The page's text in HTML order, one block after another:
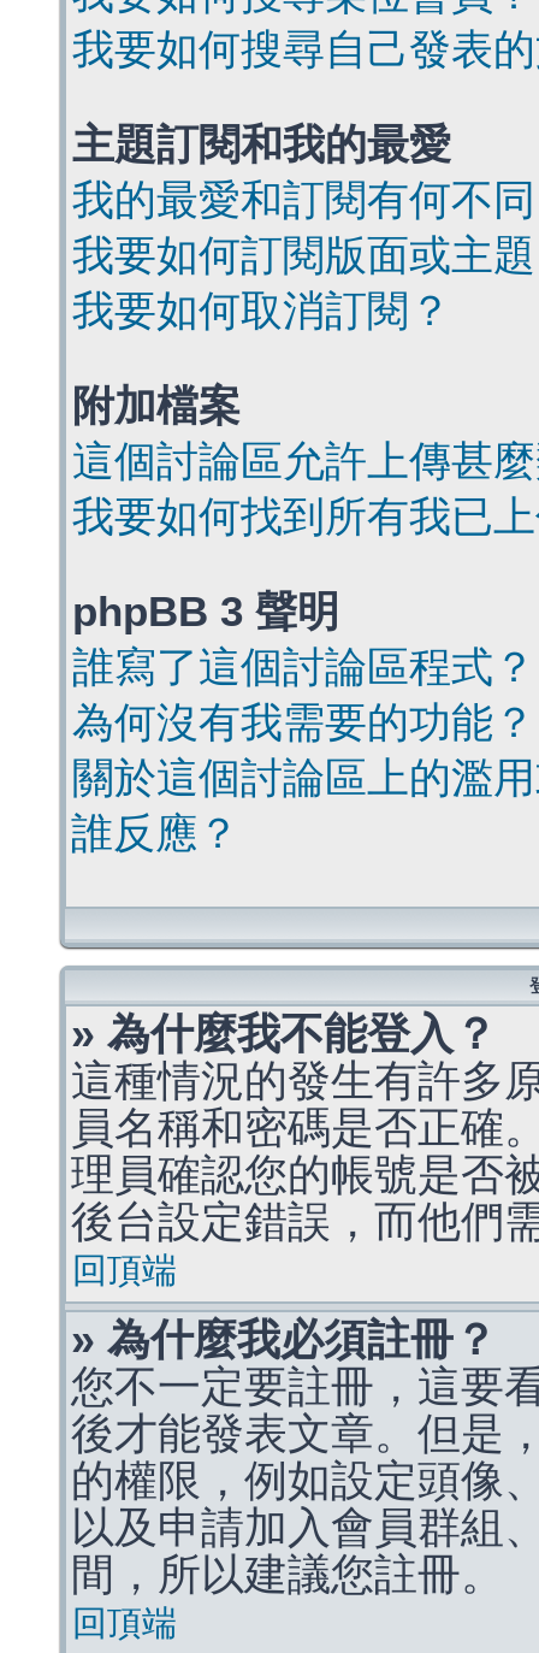
我要如何搜尋自己發表
主題訂閱和我的最愛
我的最愛和訂閱有何不
我要如何訂閱版面或主
我要如何取消訂閱？
附加檔案
這個討論區允許上傳甚
我要如何找到所有我已
phpBB 3 聲明
誰寫了這個討論區程式？
為何沒有我需要的功能？
關於這個討論區上的濫
誰反應？
» 為什麼我不能登入？
這種情況的發生有許多
員名稱和密碼是否正確
理員確認您的帳號是否
後台設定錯誤，而他們
回頂端
» 為什麼我必須註冊？
您不一定要註冊，這要
後才能發表文章。但是
的權限，例如設定頭像
以及申請加入會員群組
間，所以建議您註冊。
回頂端